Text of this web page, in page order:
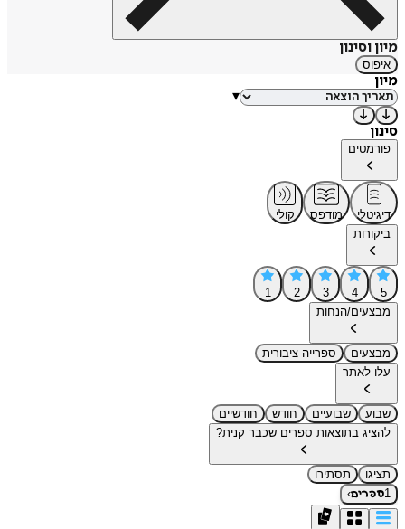
מיון וסינון
איפוס
מיון
▾
סינון
פורמטים
דיגיטלי מודפס
קולי
ביקורות
5
4
3
2
1
מבצעים/הנחות
מבצעים
ספרייה ציבורית
עלו לאתר
שבוע שבועיים חודש
חודשיים
להציג בתוצאות ספרים שכבר קנית?
תציגו
תסתירו
1ספרים›